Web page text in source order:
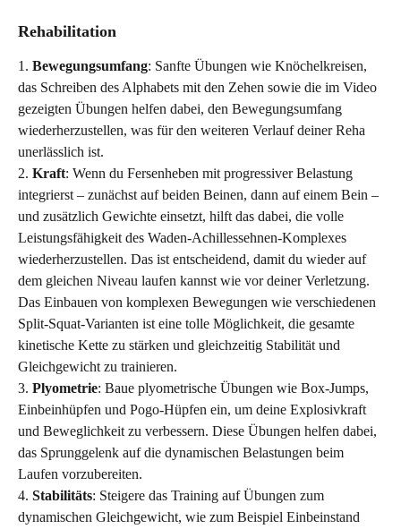
Rehabilitation
1. Bewegungsumfang: Sanfte Übungen wie Knöchelkreisen,
das Schreiben des Alphabets mit den Zehen sowie die im Video
gezeigten Übungen helfen dabei, den Bewegungsumfang
wiederherzustellen, was für den weiteren Verlauf deiner Reha
unerlässlich ist.
2. Kraft: Wenn du Fersenheben mit progressiver Belastung
integrierst – zunächst auf beiden Beinen, dann auf einem Bein –
und zusätzlich Gewichte einsetzt, hilft das dabei, die volle
Leistungsfähigkeit des Waden-Achillessehnen-Komplexes
wiederherzustellen. Das ist entscheidend, damit du wieder auf
dem gleichen Niveau laufen kannst wie vor deiner Verletzung.
Das Einbauen von komplexen Bewegungen wie verschiedenen
Split-Squat-Varianten ist eine tolle Möglichkeit, die gesamte
kinetische Kette zu stärken und gleichzeitig Stabilität und
Gleichgewicht zu trainieren.
3. Plyometrie: Baue plyometrische Übungen wie Box-Jumps,
Einbeinhüpfen und Pogo-Hüpfen ein, um deine Explosivkraft
und Beweglichkeit zu verbessern. Diese Übungen helfen dabei,
das Sprunggelenk auf die dynamischen Belastungen beim
Laufen vorzubereiten.
4. Stabilitäts: Steigere das Training auf Übungen zum
dynamischen Gleichgewicht, wie zum Beispiel Einbeinstand